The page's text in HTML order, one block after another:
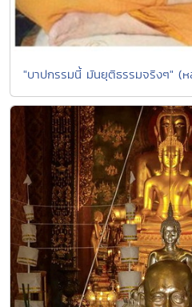
"บาปกรรมนี้ มันยุติธรรมจริงๆ" (